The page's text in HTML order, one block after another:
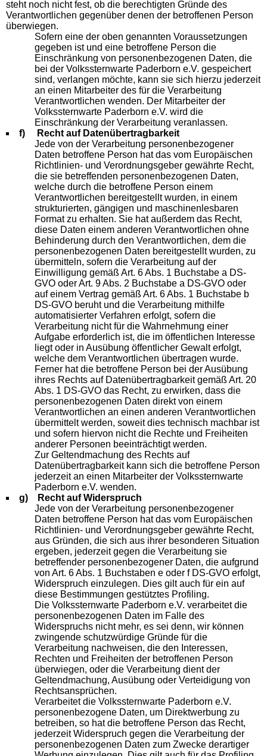
steht noch nicht fest, ob die berechtigten Gründe des
Verantwortlichen gegenüber denen der betroffenen Person
überwiegen.
Sofern eine der oben genannten Voraussetzungen
gegeben ist und eine betroffene Person die
Einschränkung von personenbezogenen Daten, die
bei der Volkssternwarte Paderborn e.V. gespeichert
sind, verlangen möchte, kann sie sich hierzu jederzeit
an einen Mitarbeiter des für die Verarbeitung
Verantwortlichen wenden. Der Mitarbeiter der
Volkssternwarte Paderborn e.V. wird die
Einschränkung der Verarbeitung veranlassen.
f) Recht auf Datenübertragbarkeit
Jede von der Verarbeitung personenbezogener
Daten betroffene Person hat das vom Europäischen
Richtlinien- und Verordnungsgeber gewährte Recht,
die sie betreffenden personenbezogenen Daten,
welche durch die betroffene Person einem
Verantwortlichen bereitgestellt wurden, in einem
strukturierten, gängigen und maschinenlesbaren
Format zu erhalten. Sie hat außerdem das Recht,
diese Daten einem anderen Verantwortlichen ohne
Behinderung durch den Verantwortlichen, dem die
personenbezogenen Daten bereitgestellt wurden, zu
übermitteln, sofern die Verarbeitung auf der
Einwilligung gemäß Art. 6 Abs. 1 Buchstabe a DS-
GVO oder Art. 9 Abs. 2 Buchstabe a DS-GVO oder
auf einem Vertrag gemäß Art. 6 Abs. 1 Buchstabe b
DS-GVO beruht und die Verarbeitung mithilfe
automatisierter Verfahren erfolgt, sofern die
Verarbeitung nicht für die Wahrnehmung einer
Aufgabe erforderlich ist, die im öffentlichen Interesse
liegt oder in Ausübung öffentlicher Gewalt erfolgt,
welche dem Verantwortlichen übertragen wurde.
Ferner hat die betroffene Person bei der Ausübung
ihres Rechts auf Datenübertragbarkeit gemäß Art. 20
Abs. 1 DS-GVO das Recht, zu erwirken, dass die
personenbezogenen Daten direkt von einem
Verantwortlichen an einen anderen Verantwortlichen
übermittelt werden, soweit dies technisch machbar ist
und sofern hiervon nicht die Rechte und Freiheiten
anderer Personen beeinträchtigt werden.
Zur Geltendmachung des Rechts auf
Datenübertragbarkeit kann sich die betroffene Person
jederzeit an einen Mitarbeiter der Volkssternwarte
Paderborn e.V. wenden.
g) Recht auf Widerspruch
Jede von der Verarbeitung personenbezogener
Daten betroffene Person hat das vom Europäischen
Richtlinien- und Verordnungsgeber gewährte Recht,
aus Gründen, die sich aus ihrer besonderen Situation
ergeben, jederzeit gegen die Verarbeitung sie
betreffender personenbezogener Daten, die aufgrund
von Art. 6 Abs. 1 Buchstaben e oder f DS-GVO erfolgt,
Widerspruch einzulegen. Dies gilt auch für ein auf
diese Bestimmungen gestütztes Profiling.
Die Volkssternwarte Paderborn e.V. verarbeitet die
personenbezogenen Daten im Falle des
Widerspruchs nicht mehr, es sei denn, wir können
zwingende schutzwürdige Gründe für die
Verarbeitung nachweisen, die den Interessen,
Rechten und Freiheiten der betroffenen Person
überwiegen, oder die Verarbeitung dient der
Geltendmachung, Ausübung oder Verteidigung von
Rechtsansprüchen.
Verarbeitet die Volkssternwarte Paderborn e.V.
personenbezogene Daten, um Direktwerbung zu
betreiben, so hat die betroffene Person das Recht,
jederzeit Widerspruch gegen die Verarbeitung der
personenbezogenen Daten zum Zwecke derartiger